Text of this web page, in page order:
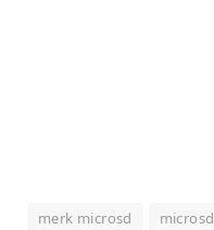
merk microsd microsd